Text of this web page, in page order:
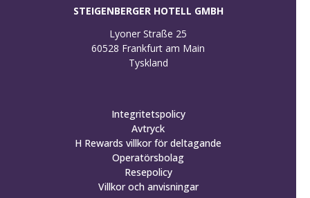
STEIGENBERGER HOTELL GMBH
Lyoner Straße 25
60528 Frankfurt am Main
Tyskland
Integritetspolicy
Avtryck
H Rewards villkor för deltagande
Operatörsbolag
Resepolicy
Villkor och anvisningar